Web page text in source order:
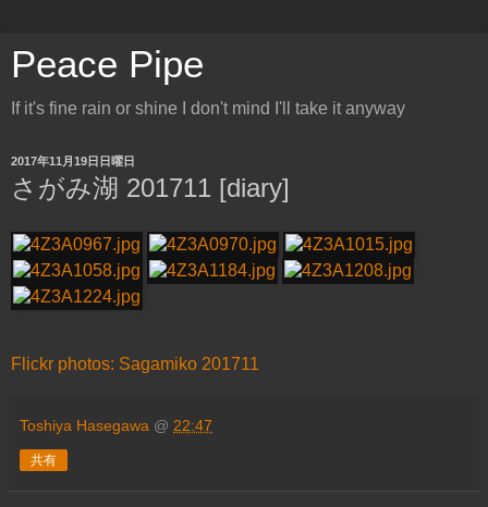
Peace Pipe
If it's fine rain or shine I don't mind I'll take it anyway
2017年11月19日日曜日
さがみ湖 201711 [diary]
Flickr photos: Sagamiko 201711
Toshiya Hasegawa @ 22:47
共有